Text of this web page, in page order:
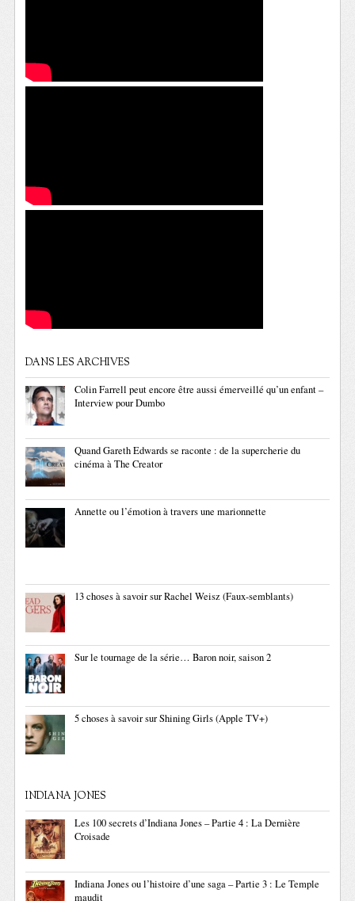
DANS LES ARCHIVES
Colin Farrell peut encore être aussi émerveillé qu’un enfant –
Interview pour Dumbo
Quand Gareth Edwards se raconte : de la supercherie du
cinéma à The Creator
Annette ou l’émotion à travers une marionnette
13 choses à savoir sur Rachel Weisz (Faux-semblants)
Sur le tournage de la série… Baron noir, saison 2
5 choses à savoir sur Shining Girls (Apple TV+)
INDIANA JONES
Les 100 secrets d’Indiana Jones – Partie 4 : La Dernière
Croisade
Indiana Jones ou l’histoire d’une saga – Partie 3 : Le Temple
maudit